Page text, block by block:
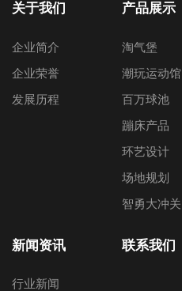
关于我们
企业简介
企业荣誉
发展历程
产品展示
淘气堡
潮玩运动馆
百万球池
蹦床产品
环艺设计
场地规划
智勇大冲关
新闻资讯
行业新闻
联系我们